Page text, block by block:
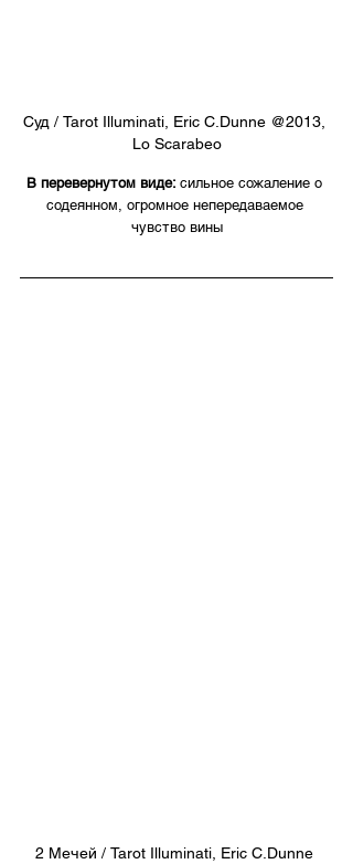
Суд / Tarot Illuminati, Eric C.Dunne @2013,
Lo Scarabeo
В перевернутом виде: сильное сожаление о
содеянном, огромное непередаваемое
чувство вины
2 Мечей / Tarot Illuminati, Eric C.Dunne